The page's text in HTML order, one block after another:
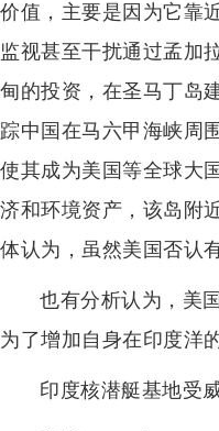
价值，主要是因为它靠
监视甚至干扰通过孟加
甸的投资，在圣马丁岛
踪中国在马六甲海峡周
使其成为美国等全球大
济和环境资产，该岛附
体认为，虽然美国否认
也有分析认为，美
为了增加自身在印度洋
印度核潜艇基地受